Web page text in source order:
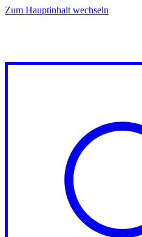
Zum Hauptinhalt wechseln